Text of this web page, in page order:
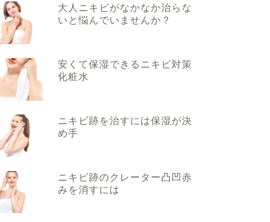
大人ニキビがなかなか治らな
いと悩んでいませんか？
安くて保湿できるニキビ対策
化粧水
ニキビ跡を治すには保湿が決
め手
ニキビ跡のクレーター凸凹赤
みを消すには